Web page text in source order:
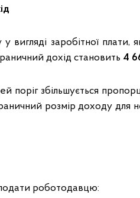
у вигляді заробітної
дохід становить 4
поріг збільшується
розмір доходу для
роботодавцю: